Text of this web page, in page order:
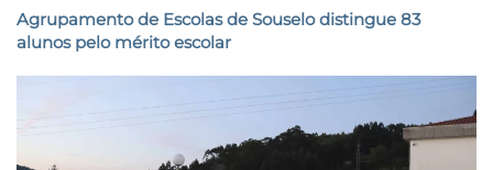
Agrupamento de Escolas de Souselo distingue 83
alunos pelo mérito escolar